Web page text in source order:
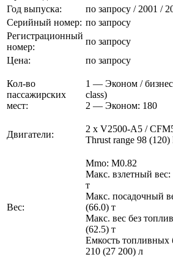
Год выпуска:
по запросу / 2001 /
Серийный номер: по запросу
Регистрационный
номер:
по запросу
Цена:
по запросу
Кол-во
пассажирских
мест:
1 — Эконом /
class)
2 — Эконом: 180
Двигатели:
2 x V2500-A5 /
Thrust range 98 (120)
Вес:
Mmo: M0.82
Макс. взлетный вес:
т
Макс. посадочный
(66.0) т
Макс. вес без
(62.5) т
Емкость топливных
210 (27 200) л